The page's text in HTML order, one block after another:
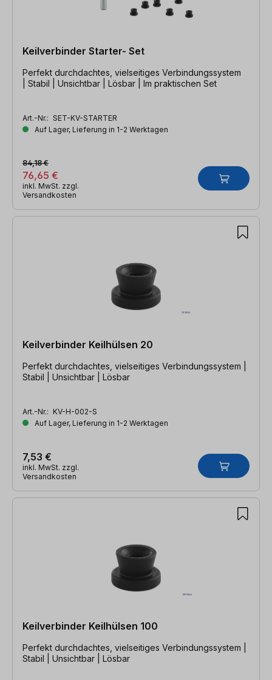
Keilverbinder Starter- Set
Perfekt durchdachtes, vielseitiges Verbindungssystem
| Stabil | Unsichtbar | Lösbar | Im praktischen Set
Art.-Nr.: SET-KV-STARTER
Auf Lager, Lieferung in 1-2 Werktagen
76,65 €
84,18 €
inkl. MwSt. zzgl.
Versandkosten
Keilverbinder Keilhülsen 20
Perfekt durchdachtes, vielseitiges Verbindungssystem |
Stabil | Unsichtbar | Lösbar
Art.-Nr.: KV-H-002-S
Auf Lager, Lieferung in 1-2 Werktagen
7,53 €
inkl. MwSt. zzgl.
Versandkosten
Keilverbinder Keilhülsen 100
Perfekt durchdachtes, vielseitiges Verbindungssystem |
Stabil | Unsichtbar | Lösbar